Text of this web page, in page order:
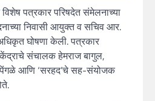
पत्रकार परिषदेत संमेलनाच्या
निवासी आयुक्त व सचिव आर.
घोषणा केली. पत्रकार
केंद्राचे संचालक हेमराज बागुल,
आणि ‘सरहद’चे सह-संयोजक